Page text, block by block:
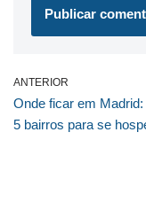
ANTERIOR
Onde ficar em Madrid:
5 bairros para se